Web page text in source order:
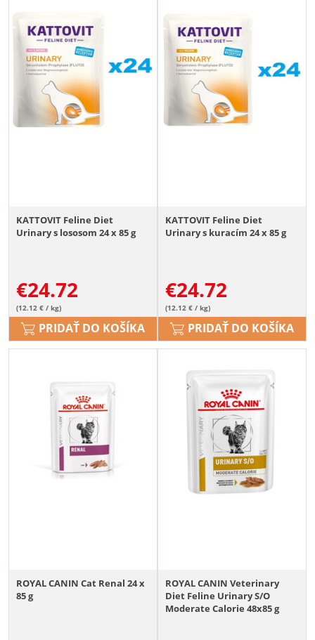
KATTOVIT Feline Diet
Urinary s lososom 24 x 85 g
€24.72
(12.12 € / kg)
PRIDAŤ DO KOŠÍKA
KATTOVIT Feline Diet
Urinary s kuracím 24 x 85 g
€24.72
(12.12 € / kg)
PRIDAŤ DO KOŠÍKA
ROYAL CANIN Cat Renal 24 x
85 g
ROYAL CANIN Veterinary
Diet Feline Urinary S/O
Moderate Calorie 48x85 g